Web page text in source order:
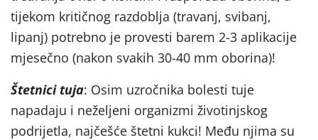
tijekom kritičnog razdoblja (travanj, svibanj,
lipanj) potrebno je provesti barem 2-3 aplikacije
mjesečno (nakon svakih 30-40 mm oborina)!
Štetnici tuja: Osim uzročnika bolesti tuje
napadaju i neželjeni organizmi životinjskog
podrijetla, najčešće štetni kukci! Među njima su